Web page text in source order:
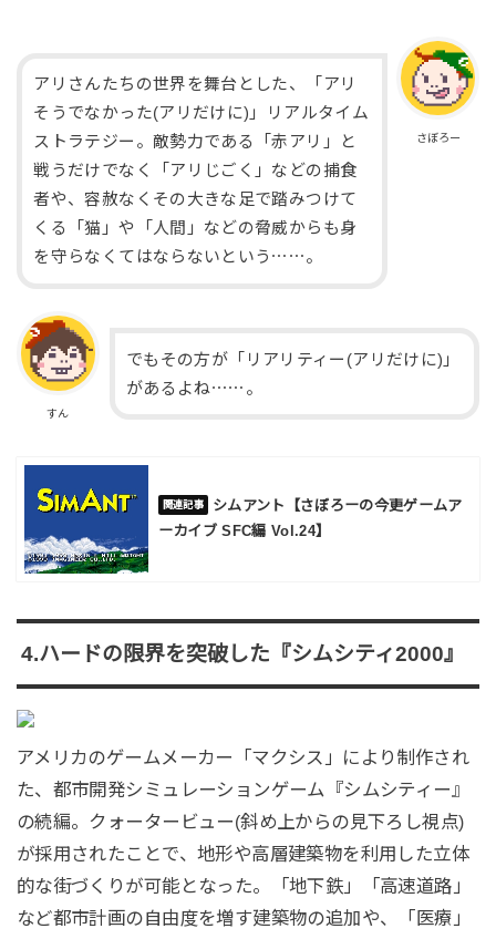
さぼろー
アリさんたちの世界を舞台とした、「アリ
そうでなかった(アリだけに)」リアルタイム
ストラテジー。敵勢力である「赤アリ」と
戦うだけでなく「アリじごく」などの捕食
者や、容赦なくその大きな足で踏みつけて
くる「猫」や「人間」などの脅威からも身
を守らなくてはならないという⋯⋯。
すん
でもその方が「リアリティー(アリだけに)」
があるよね⋯⋯。
シムアント【さぼろーの今更ゲームア
ーカイブ SFC編 Vol.24】
4.ハードの限界を突破した『シムシティ2000』
アメリカのゲームメーカー「マクシス」により制作され
た、都市開発シミュレーションゲーム『シムシティー』
の続編。クォータービュー(斜め上からの見下ろし視点)
が採用されたことで、地形や高層建築物を利用した立体
的な街づくりが可能となった。「地下鉄」「高速道路」
など都市計画の自由度を増す建築物の追加や、「医療」